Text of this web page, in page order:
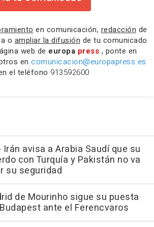
en comunicación, redacción de
o ampliar la difusión de tu comunicado
web de europa press , ponte en
en comunicacion@europapress.es
el teléfono 913592600
Irán avisa a Arabia Saudí que su
con Turquía y Pakistán no va
su seguridad
de Mourinho sigue su puesta
ante el Ferencvaros